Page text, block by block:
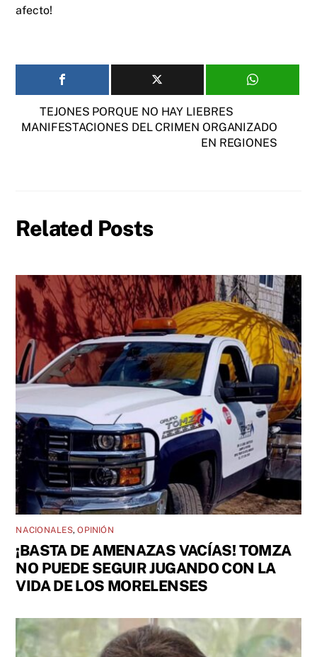
afecto!
TEJONES PORQUE NO HAY LIEBRES
MANIFESTACIONES DEL CRIMEN ORGANIZADO
EN REGIONES
Related Posts
NACIONALES,OPINIÓN
¡BASTA DE AMENAZAS VACÍAS! TOMZA
NO PUEDE SEGUIR JUGANDO CON LA
VIDA DE LOS MORELENSES